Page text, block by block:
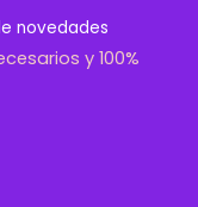
novedades
y 100%